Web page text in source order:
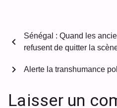
chevron_left
Sénégal : Quand les
refusent de quitter la
Alerte la transhumance
chevron_right
Laisser un